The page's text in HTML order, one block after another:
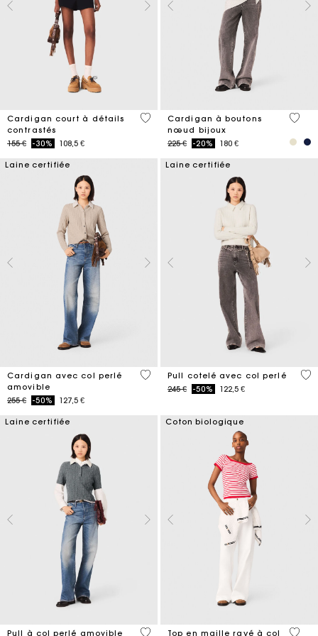
Cardigan court à détails
contrastés
Price reduced from
155 €to-30% 108,5 €
3,1 out of 5 Customer Rating
Cardigan à boutons
nœud bijoux
Price reduced from
225 €to-20% 180 €
4 out
Laine certifiée
Cardigan avec col perlé
amovible
Price reduced from
255 €to-50% 127,5 €
4,8 out of 5 Customer Rating
Laine certifiée
Pull cotelé avec col perlé
Price reduced from
245 €to-50% 122,5 €
4
Laine certifiée
Pull à col perlé amovible
3,9 out of 5 Customer Rating
Coton biologique
Top en maille rayé à col
4 out